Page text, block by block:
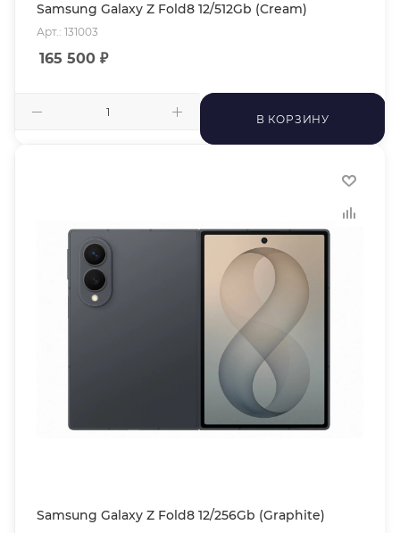
Samsung Galaxy Z Fold8 12/512Gb (Cream)
Арт.: 131003
165 500 ₽
В КОРЗИНУ
Samsung Galaxy Z Fold8 12/256Gb (Graphite)